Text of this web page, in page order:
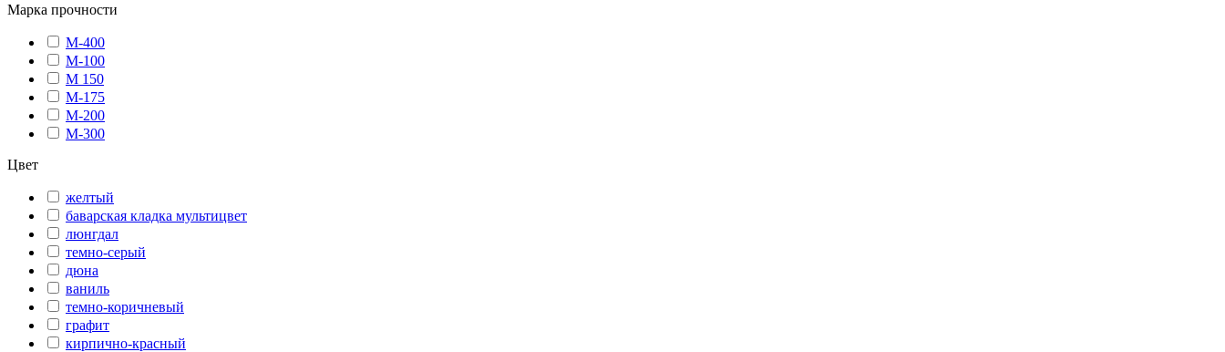
Марка прочности
М-400
М-100
М 150
М-175
М-200
М-300
Цвет
желтый
баварская кладка мультицвет
люнгдал
темно-серый
дюна
ваниль
темно-коричневый
графит
кирпично-красный